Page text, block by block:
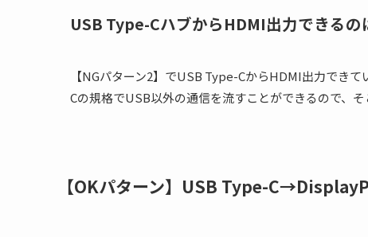
USB Type-CハブからHDMI出力できる
【NGパターン2】でUSB Type-CからHDMI出力できて
Cの規格でUSB以外の通信を流すことができるので、
【OKパターン】USB Type-